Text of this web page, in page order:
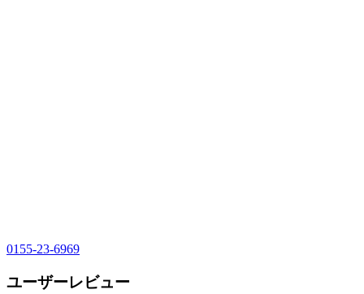
0155-23-6969
ユーザーレビュー